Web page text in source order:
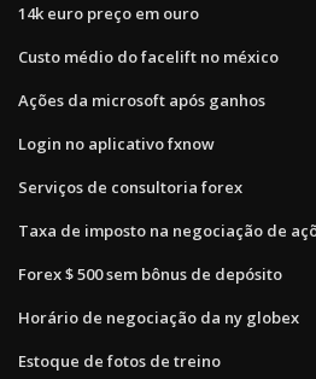
14k euro preço em ouro
Custo médio do facelift no méxico
Ações da microsoft após ganhos
Login no aplicativo fxnow
Serviços de consultoria forex
Taxa de imposto na negociação de
Forex $ 500 sem bônus de depósito
Horário de negociação da ny globex
Estoque de fotos de treino